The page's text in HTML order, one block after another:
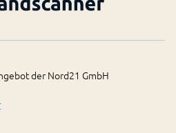
der Nord21 GmbH